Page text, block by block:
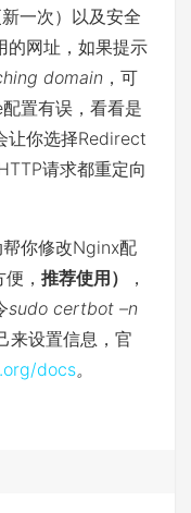
一次）以及安全
的网址，如果提示
domain ，可
置有误，看看是
让你选择Redirect
请求都重定向
你修改Nginx配
， 推荐使用）
，
sudo certbot –n
来设置信息，官
docs。